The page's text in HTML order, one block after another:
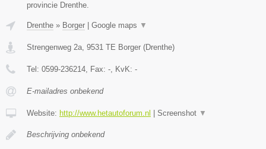
provincie Drenthe.
Drenthe » Borger Google maps ▼
Strengenweg 2a, 9531 TE Borger (Drenthe)
Tel: 0599-236214, Fax: -, KvK: -
E-mailadres onbekend
Website: http://www.hetautoforum.nl Screenshot ▼
Beschrijving onbekend